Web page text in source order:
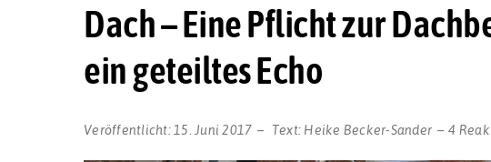
Dach – Eine Pflicht zur
ein geteiltes Echo
Veröffentlicht: 15. Juni 2017 Text: Heike Becker-Sander 4